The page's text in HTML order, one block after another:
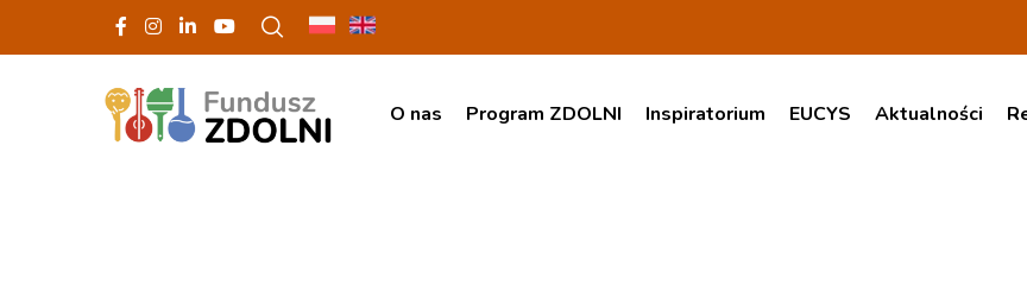
O nas Program ZDOLNI Inspiratorium EUCYS Aktualności